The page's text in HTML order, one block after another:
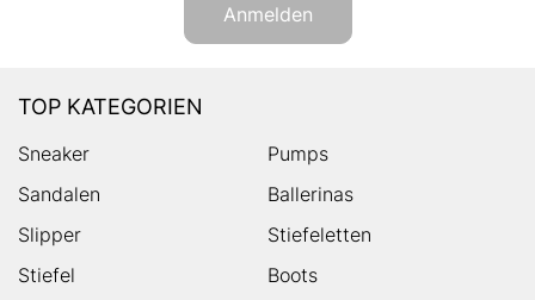
Anmelden
TOP KATEGORIEN
Sneaker
Pumps
Sandalen
Ballerinas
Slipper
Stiefeletten
Stiefel
Boots